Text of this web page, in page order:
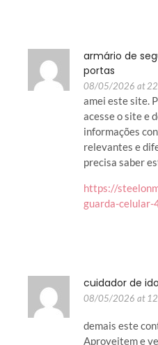
armário de
portas
08/05/2026 at
amei este site.
acesse o site e
informações
relevantes e
precisa saber
https://
guarda-celular-
cuidador de
08/05/2026 at
demais este
Aproveitem e